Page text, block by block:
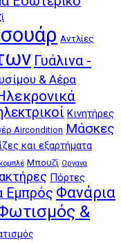
Αντλίες
Γυάλινα -
& Αέρα
Κινητήρες
Aircondition Μάσκες
και εξαρτήματα
Μπουζί Οργανα
Πόρτες
Εμπρός Φανάρια
&